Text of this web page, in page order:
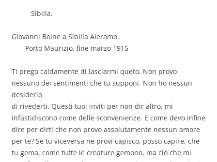
Sibilla.
Giovanni Boine a Sibilla Aleramo
Porto Maurizio, fine marzo 1915
Ti prego caldamente di lasciarmi queto. Non provo
nessuno dei sentimenti che tu supponi. Non ho nessun
desiderio
di rivederti. Questi tuoi inviti per non dir altro, mi
infastidiscono come delle sconvenienze. E come devo infine
dire per dirti che non provo assolutamente nessun amore
per te? Se tu viceversa ne provi capisco, posso capire, che
tu gema, come tutte le creature gemono, ma ció che mi